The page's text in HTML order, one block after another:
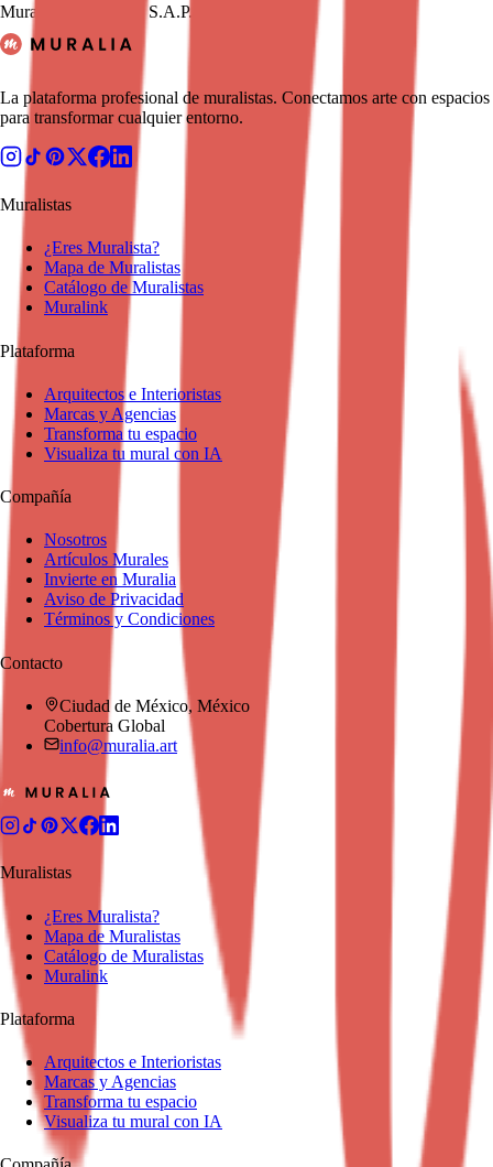
Muralia Marketplace S.A.P.I. de C.V.
La plataforma profesional de muralistas. Conectamos arte con espacios
para transformar cualquier entorno.
Muralistas
¿Eres Muralista?
Mapa de Muralistas
Catálogo de Muralistas
Muralink
Plataforma
Arquitectos e Interioristas
Marcas y Agencias
Transforma tu espacio
Visualiza tu mural con IA
Compañía
Nosotros
Artículos Murales
Invierte en Muralia
Aviso de Privacidad
Términos y Condiciones
Contacto
Ciudad de México, México
Cobertura Global
info@muralia.art
Muralistas
¿Eres Muralista?
Mapa de Muralistas
Catálogo de Muralistas
Muralink
Plataforma
Arquitectos e Interioristas
Marcas y Agencias
Transforma tu espacio
Visualiza tu mural con IA